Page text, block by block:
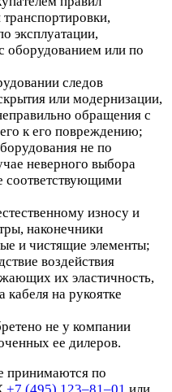
эксплуатации,
оборудованием или по
следов
или модернизации,
обращения с
к его повреждению;
не по
неверного выбора
соответствующими
износу и
наконечники
и чистящие элементы;
воздействия
их эластичность,
кабеля на рукоятке
не у компании
ее дилеров.
принимаются по